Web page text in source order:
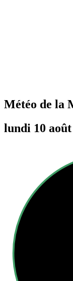
Météo de la
lundi 10 août